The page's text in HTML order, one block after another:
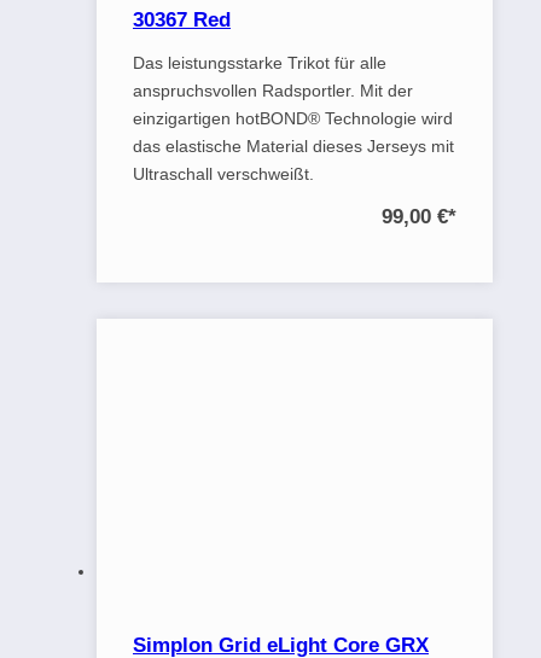
30367 Red
Das leistungsstarke Trikot für alle
anspruchsvollen Radsportler. Mit der
einzigartigen hotBOND® Technologie wird
das elastische Material dieses Jerseys mit
Ultraschall verschweißt.
99,00 €*
Simplon Grid eLight Core GRX